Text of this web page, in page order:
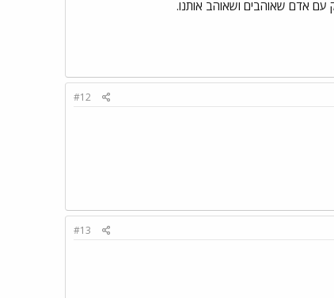
עם אדם שאוהבים ושאוהב אותנו.
#12
#13